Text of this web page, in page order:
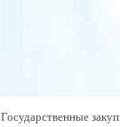
Государственные